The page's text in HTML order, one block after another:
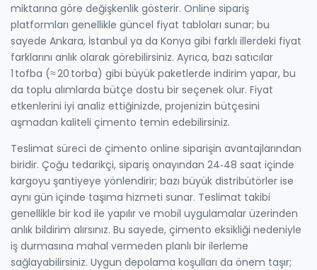
miktarına göre değişkenlik gösterir. Online sipariş
platformları genellikle güncel fiyat tabloları sunar; bu
sayede Ankara, İstanbul ya da Konya gibi farklı illerdeki fiyat
farklarını anlık olarak görebilirsiniz. Ayrıca, bazı satıcılar
1 tofba (≈ 20 torba) gibi büyük paketlerde indirim yapar, bu
da toplu alımlarda bütçe dostu bir seçenek olur. Fiyat
etkenlerini iyi analiz ettiğinizde, projenizin bütçesini
aşmadan kaliteli çimento temin edebilirsiniz.
Teslimat süreci de çimento online siparişin avantajlarından
biridir. Çoğu tedarikçi, sipariş onayından 24‑48 saat içinde
kargoyu şantiyeye yönlendirir; bazı büyük distribütörler ise
aynı gün içinde taşıma hizmeti sunar. Teslimat takibi
genellikle bir kod ile yapılır ve mobil uygulamalar üzerinden
anlık bildirim alırsınız. Bu sayede, çimento eksikliği nedeniyle
iş durmasına mahal vermeden planlı bir ilerleme
sağlayabilirsiniz. Uygun depolama koşulları da önem taşır;